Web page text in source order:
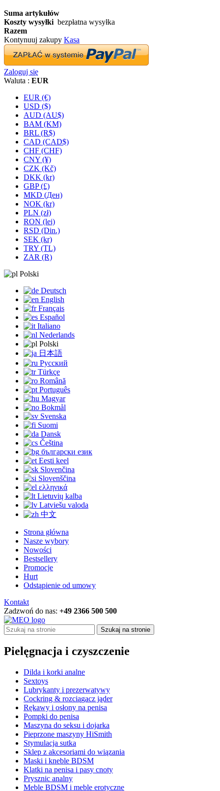
Suma artykułów
Koszty wysyłki bezpłatna wysyłka
Razem
Kontynuuj zakupy Kasa
Zaloguj się
Waluta : EUR
EUR (€)
USD ($)
AUD (AU$)
BAM (KM)
BRL (R$)
CAD (CAD$)
CHF (CHF)
CNY (¥)
CZK (Kč)
DKK (kr)
GBP (£)
MKD (Ден)
NOK (kr)
PLN (zł)
RON (lei)
RSD (Din.)
SEK (kr)
TRY (TL)
ZAR (R)
Polski
Deutsch
English
Français
Español
Italiano
Nederlands
Polski
日本語
Русский
Türkçe
Română
Português
Magyar
Bokmål
Svenska
Suomi
Dansk
Čeština
български език
Eesti keel
Slovenčina
Slovenščina
ελληνικά
Lietuvių kalba
Latviešu valoda
中文
Strona główna
Nasze wybory
Nowości
Bestsellery
Promocje
Hurt
Odstąpienie od umowy
Kontakt
Zadzwoń do nas: +49 2366 500 500
Szukaj na stronie
Pielęgnacja i czyszczenie
Dilda i korki analne
Sextoys
Lubrykanty i prezerwatywy
Cockring & rozciągacz jąder
Rękawy i osłony na penisa
Pompki do penisa
Maszyna do seksu i dojarka
Pieprzone maszyny HiSmith
Stymulacja sutka
Sklep z akcesoriami do wiązania
Maski i kneble BDSM
Klatki na penisa i pasy cnoty
Prysznic analny
Meble BDSM i meble erotyczne